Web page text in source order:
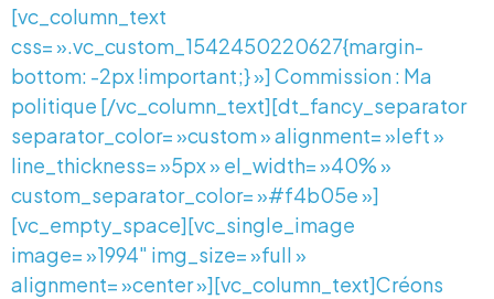
[vc_column_text
css= ».vc_custom_1542450220627{margin-
bottom: -2px !important;} »] Commission : Ma
politique [/vc_column_text][dt_fancy_separator
separator_color= »custom » alignment= »left »
line_thickness= »5px » el_width= »40% »
custom_separator_color= »#f4b05e »]
[vc_empty_space][vc_single_image
image= »1994″ img_size= »full »
alignment= »center »][vc_column_text]Créons